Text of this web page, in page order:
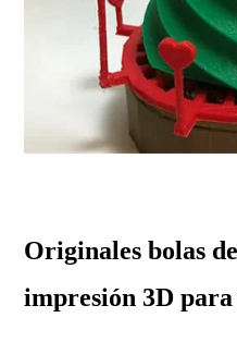
Originales bolas
impresión 3D para